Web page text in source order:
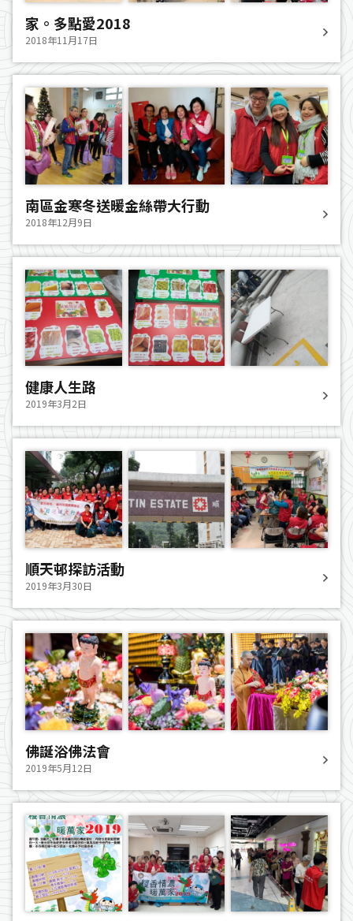
家。多點愛2018
2018年11月17日
南區金寒冬送暖金絲帶大行動
2018年12月9日
健康人生路
2019年3月2日
順天邨探訪活動
2019年3月30日
佛誕浴佛法會
2019年5月12日